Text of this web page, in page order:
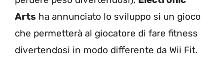
Arts ha annunciato lo sviluppo si un gioco
che permetterà al giocatore di fare fitness
divertendosi in modo differente da Wii Fit.